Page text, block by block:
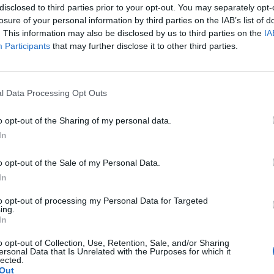
to third parties prior to your opt-out. You may separately
of your personal information by third parties on the IAB’s list of
This information may also be disclosed by us to third parties on the
Participants that may further disclose it to other third parties.
Data Processing Opt Outs
opt-out of the Sharing of my personal data.
opt-out of the Sale of my Personal Data.
opt-out of processing my Personal Data for Targeted
opt-out of Collection, Use, Retention, Sale, and/or Sharing
Data that Is Unrelated with the Purposes for which it
fel anledning.
inlägget av The-GOAT för 6 timmar
iAllmänt
köpte jag nyss-
iOff topic
INAT 35/40
sedaniMotorteknik (Avancerad)
öppnar hela tiden
2 svar
sedaniGenerell felsökning
EX 40 ?
Volkswagen Golf
4motion OEM++
inspiration.
Senaste inlägget av
(kaross eller delar
Camaro som
Volkswagen split